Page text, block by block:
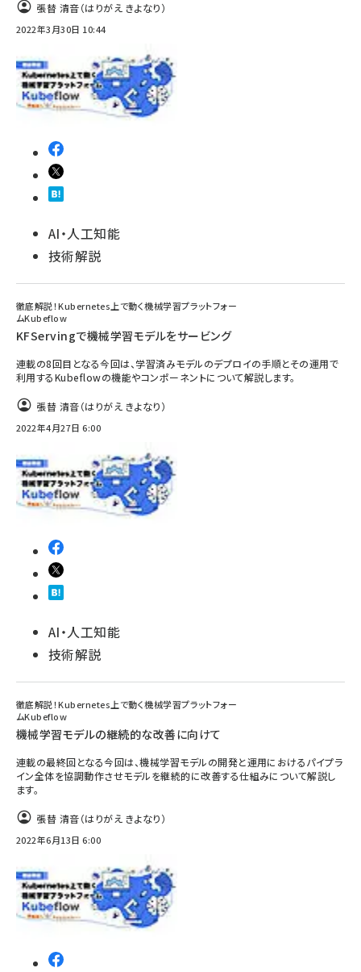
張替 清音（はりがえ きよなり）
2022年3月30日 10:44
AI・人工知能
技術解説
徹底解説！Kubernetes上で動く機械学習プラットフォー
ムKubeflow
KFServingで機械学習モデルをサービング
連載の8回目となる今回は、学習済みモデルのデプロイの手順とその運用で
利用するKubeflowの機能やコンポーネントについて解説します。
張替 清音（はりがえ きよなり）
2022年4月27日 6:00
AI・人工知能
技術解説
徹底解説！Kubernetes上で動く機械学習プラットフォー
ムKubeflow
機械学習モデルの継続的な改善に向けて
連載の最終回となる今回は、機械学習モデルの開発と運用におけるパイプラ
イン全体を協調動作させモデルを継続的に改善する仕組みについて解説し
ます。
張替 清音（はりがえ きよなり）
2022年6月13日 6:00